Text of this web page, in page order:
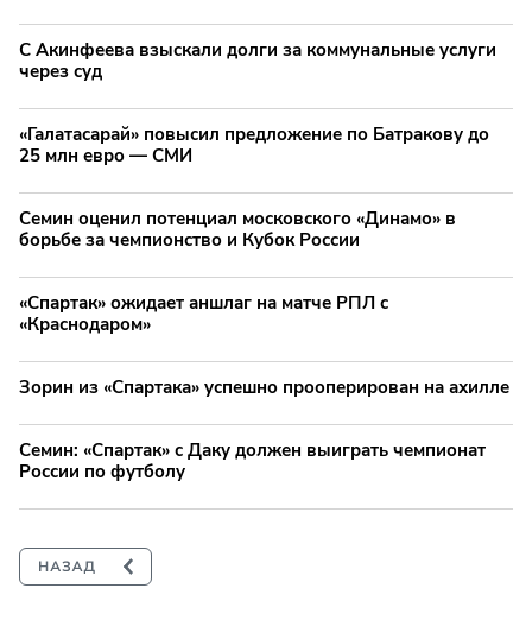
С Акинфеева взыскали долги за коммунальные услуги
через суд
«Галатасарай» повысил предложение по Батракову до
25 млн евро — СМИ
Семин оценил потенциал московского «Динамо» в
борьбе за чемпионство и Кубок России
«Спартак» ожидает аншлаг на матче РПЛ с
«Краснодаром»
Зорин из «Спартака» успешно прооперирован на ахилле
Семин: «Спартак» с Даку должен выиграть чемпионат
России по футболу